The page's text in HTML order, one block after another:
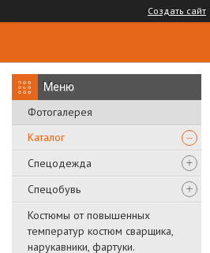
Создать сайт
Фотогалерея
Каталог
Спецодежда
Спецобувь
Костюмы от повышенных
температур костюм сварщика,
нарукавники, фартуки.